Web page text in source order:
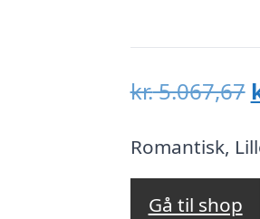
kr.5.067,67
Romantisk,
Gå til shop